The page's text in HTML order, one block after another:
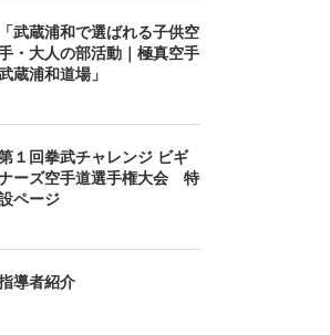
会
2026 全日本少年少女極真空
「武蔵浦和で選ばれる子供空
・大人の部活動｜極真空手
蔵浦和道場」
１回拳武チャレンジ ビギ
ーズ空手道選手権大会 特
ページ
導者紹介